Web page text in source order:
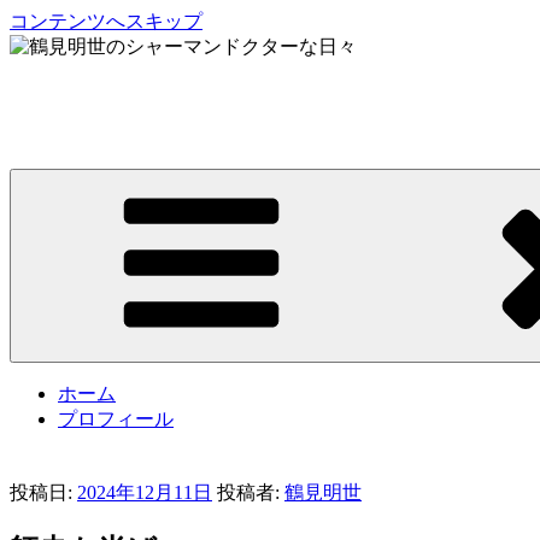
コンテンツへスキップ
ホーム
プロフィール
投稿日: 2024年12月11日 投稿者: 鶴見明世